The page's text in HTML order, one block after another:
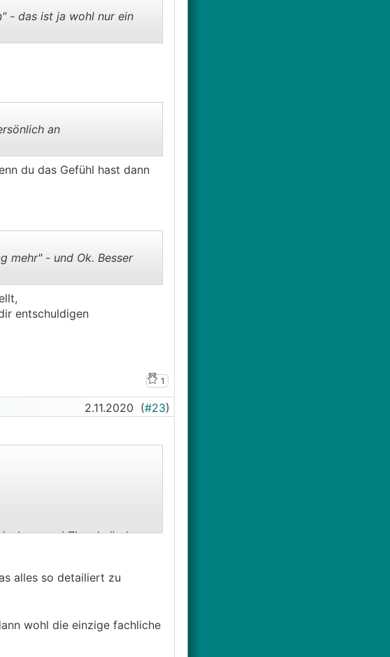
- das ist ja wohl nur ein
an
du das Gefühl hast dann
mehr" - und Ok. Besser
entschuldigen
1
2.11.2020 (#23)
zwei Ziegelwänden.
alles so detailiert zu
wohl die einzige fachliche